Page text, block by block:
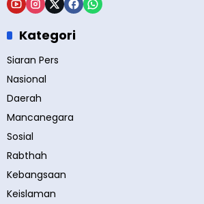
Kategori
Siaran Pers
Nasional
Daerah
Mancanegara
Sosial
Rabthah
Kebangsaan
Keislaman